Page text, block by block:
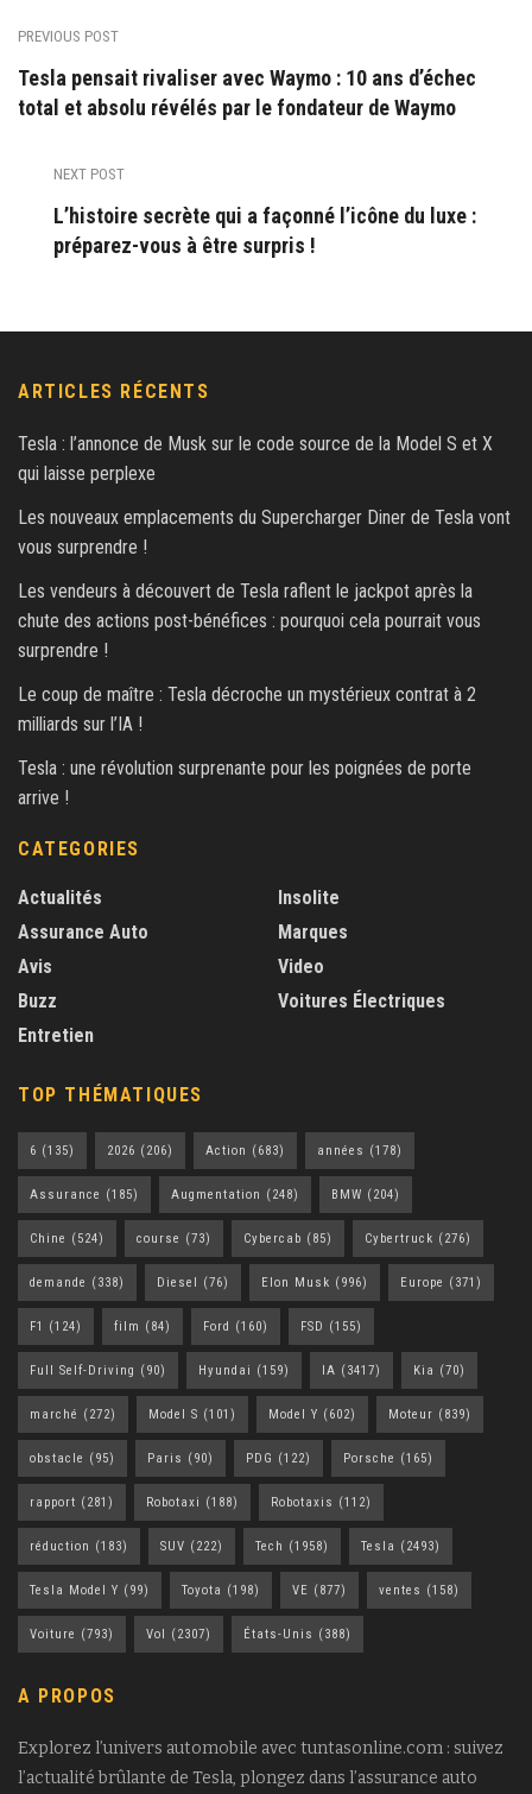
PREVIOUS POST
Tesla pensait rivaliser avec Waymo : 10 ans d’échec
total et absolu révélés par le fondateur de Waymo
NEXT POST
L’histoire secrète qui a façonné l’icône du luxe :
préparez-vous à être surpris !
ARTICLES RÉCENTS
Tesla : l’annonce de Musk sur le code source de la Model S et X
qui laisse perplexe
Les nouveaux emplacements du Supercharger Diner de Tesla vont
vous surprendre !
Les vendeurs à découvert de Tesla raflent le jackpot après la
chute des actions post-bénéfices : pourquoi cela pourrait vous
surprendre !
Le coup de maître : Tesla décroche un mystérieux contrat à 2
milliards sur l’IA !
Tesla : une révolution surprenante pour les poignées de porte
arrive !
CATEGORIES
Actualités
Assurance Auto
Avis
Buzz
Entretien
Insolite
Marques
Video
Voitures Électriques
TOP THÉMATIQUES
6 (135) 2026 (206) Action (683) années (178)
Assurance (185) Augmentation (248) BMW (204)
Chine (524) course (73) Cybercab (85) Cybertruck (276)
demande (338) Diesel (76) Elon Musk (996) Europe (371)
F1 (124) film (84) Ford (160) FSD (155)
Full Self-Driving (90) Hyundai (159) IA (3417) Kia (70)
marché (272) Model S (101) Model Y (602) Moteur (839)
obstacle (95) Paris (90) PDG (122) Porsche (165)
rapport (281) Robotaxi (188) Robotaxis (112)
réduction (183) SUV (222) Tech (1958) Tesla (2493)
Tesla Model Y (99) Toyota (198) VE (877) ventes (158)
Voiture (793) Vol (2307) États-Unis (388)
A PROPOS
Explorez l’univers automobile avec tuntasonline.com : suivez
l’actualité brûlante de Tesla, plongez dans l’assurance auto